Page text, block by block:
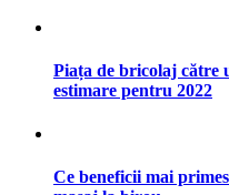
Piața de bricolaj către
estimare pentru 2022
Ce beneficii mai